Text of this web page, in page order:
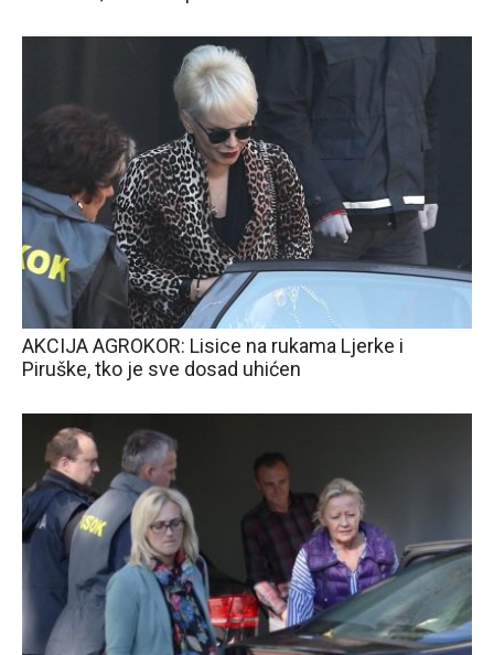
AKCIJA AGROKOR: Lisice na rukama Ljerke i
Piruške, tko je sve dosad uhićen